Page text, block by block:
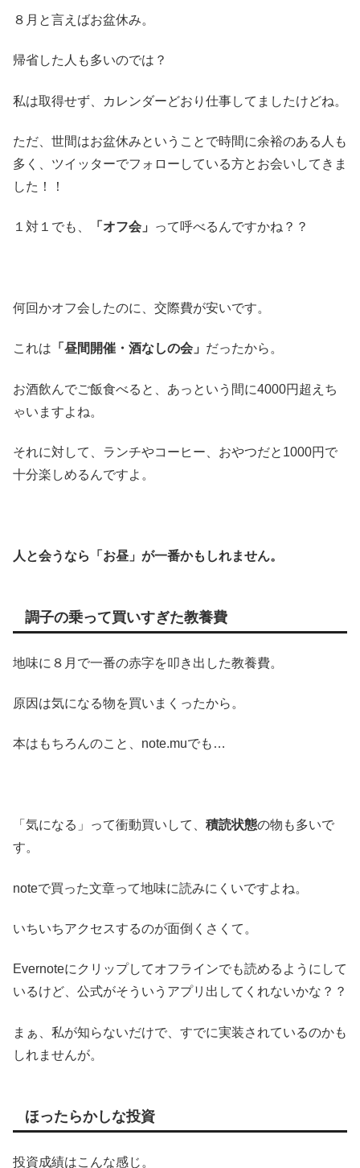
８月と言えばお盆休み。
帰省した人も多いのでは？
私は取得せず、カレンダーどおり仕事してましたけどね。
ただ、世間はお盆休みということで時間に余裕のある人も
多く、ツイッターでフォローしている方とお会いしてきま
した！！
１対１でも、 「オフ会」 って呼べるんですかね？？
何回かオフ会したのに、交際費が安いです。
これは 「昼間開催・酒なしの会」 だったから。
お酒飲んでご飯食べると、あっという間に4000円超えち
ゃいますよね。
それに対して、ランチやコーヒー、おやつだと1000円で
十分楽しめるんですよ。
人と会うなら「お昼」が一番かもしれません。
調子の乗って買いすぎた教養費
地味に８月で一番の赤字を叩き出した教養費。
原因は気になる物を買いまくったから。
本はもちろんのこと、note.muでも…
「気になる」って衝動買いして、 積読状態の物も多いで
す。
noteで買った文章って地味に読みにくいですよね。
いちいちアクセスするのが面倒くさくて。
Evernoteにクリップしてオフラインでも読めるようにして
いるけど、公式がそういうアプリ出してくれないかな？？
まぁ、私が知らないだけで、すでに実装されているのかも
しれませんが。
ほったらかしな投資
投資成績はこんな感じ。